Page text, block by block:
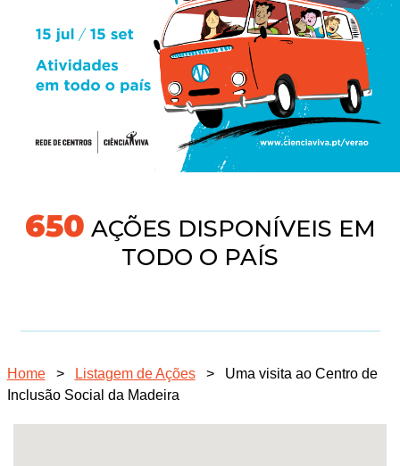
691AÇÕES DISPONÍVEIS EM
TODO O PAÍS
Home > Listagem de Ações >
Uma visita ao Centro de
Inclusão Social da Madeira